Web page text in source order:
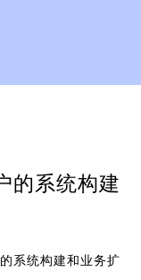
的系统构建
系统构建和业务扩